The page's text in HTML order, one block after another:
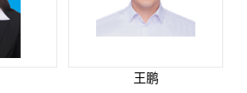
王鹏